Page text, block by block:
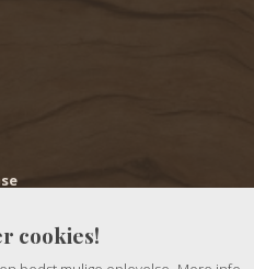
Tirsdag og fredag kl. 10 – 17
cookies!